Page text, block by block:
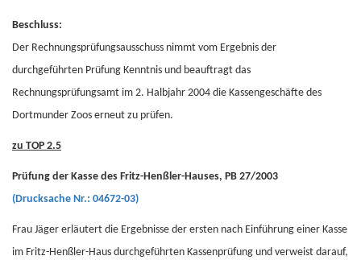
Beschluss:
Der Rechnungsprüfungsausschuss nimmt vom Ergebnis der
durchgeführten Prüfung Kenntnis und beauftragt das
Rechnungsprüfungsamt im 2. Halbjahr 2004 die Kassengeschäfte des
Dortmunder Zoos erneut zu prüfen.
zu TOP 2.5
Prüfung der Kasse des Fritz-Henßler-Hauses, PB 27/2003
(Drucksache Nr.: 04672-03)
Frau Jäger erläutert die Ergebnisse der ersten nach Einführung einer Kasse
im Fritz-Henßler-Haus durchgeführten Kassenprüfung und verweist darauf,